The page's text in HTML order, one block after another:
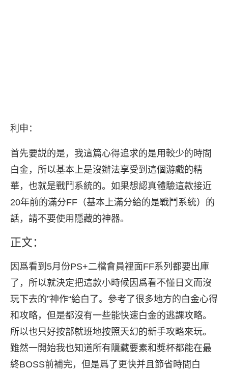
利申：
首先要説的是，我這篇心得追求的是用較少的時間
白金，所以基本上是沒辦法享受到這個游戲的精
華，也就是戰鬥系統的。如果想認真體驗這款接近
20年前的滿分FF（基本上滿分給的是戰鬥系統）的
話，請不要使用隱藏的神器。
正文：
因爲看到5月份PS+二檔會員裡面FF系列都要出庫
了，所以就決定把這款小時候因爲看不懂日文而沒
玩下去的”神作“給白了。參考了很多地方的白金心得
和攻略，但是都沒有一些能快速白金的逃課攻略。
所以也只好按部就班地按照天幻的新手攻略來玩。
雖然一開始我也知道所有隱藏要素和獎杯都能在最
終BOSS前補完，但是爲了更快并且節省時間白